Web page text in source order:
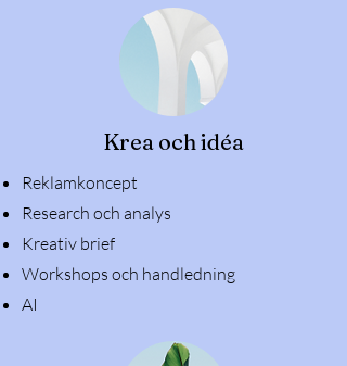
Krea och idéa
Reklamkoncept
Research och analys
Kreativ brief
Workshops och handledning
AI​